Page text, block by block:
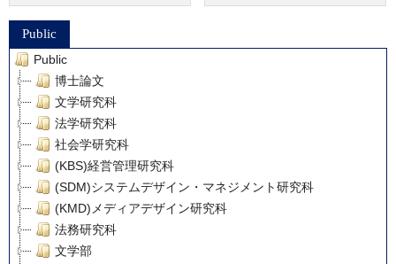
Public
Public
博士論文
文学研究科
法学研究科
社会学研究科
(KBS)経営管理研究科
(SDM)システムデザイン・マネジメント研究科
(KMD)メディアデザイン研究科
法務研究科
文学部